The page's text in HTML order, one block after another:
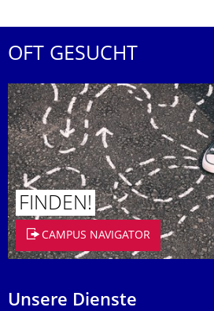
OFT GESUCHT
FINDEN!
CAMPUS NAVIGATOR
Unsere Dienste